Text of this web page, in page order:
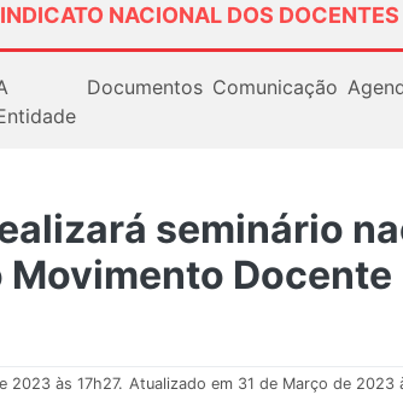
NACIONAL DOS
Documentos Comunicação
seminário
Movimento Docente
2023 às 17h27. Atualizado em 31 de Março de 2023